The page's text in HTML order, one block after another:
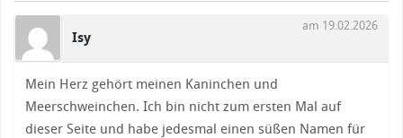
Isy
am 19.02.2026
Mein Herz gehört meinen Kaninchen und
Meerschweinchen. Ich bin nicht zum ersten Mal auf
dieser Seite und habe jedesmal einen süßen Namen für